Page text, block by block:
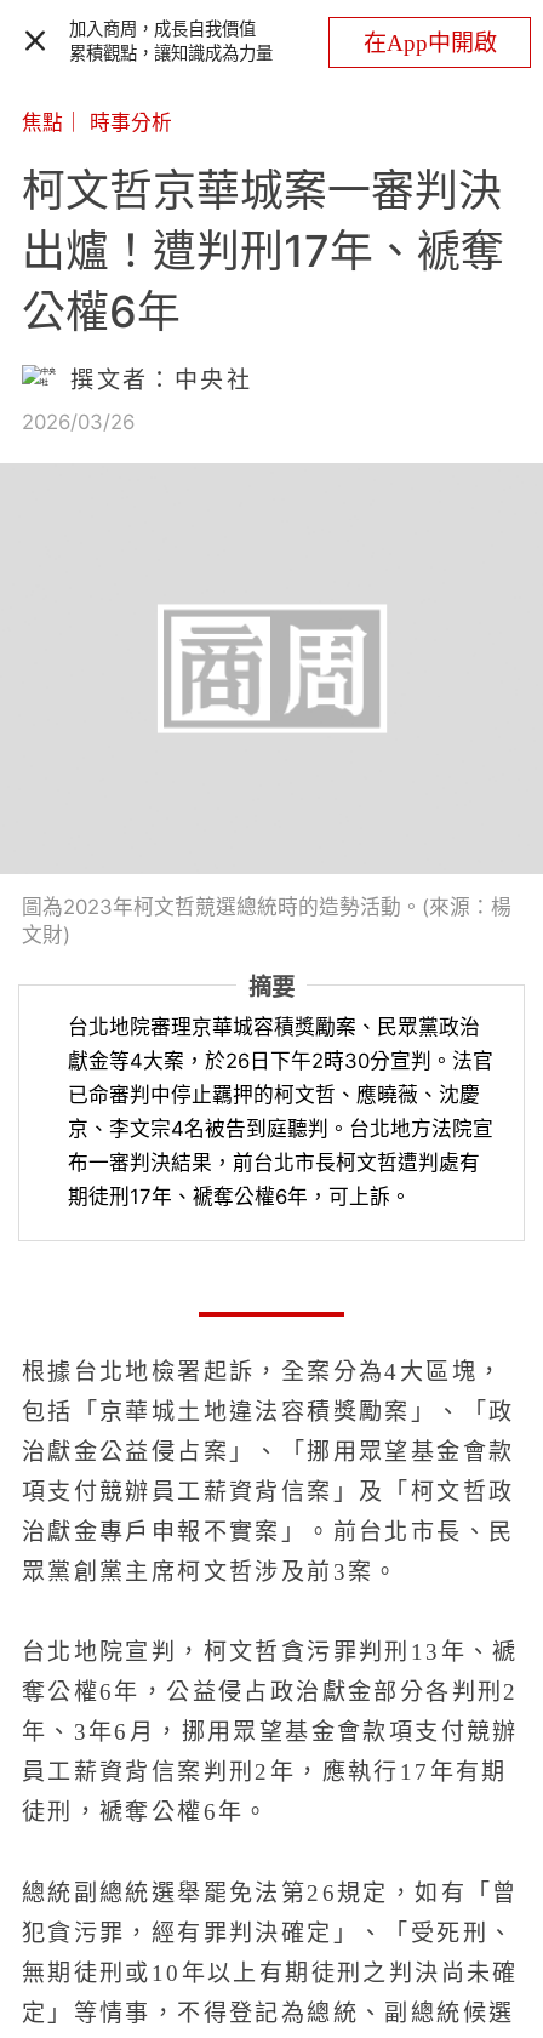
加入商周，成長自我價值
累積觀點，讓知識成為力量
在App中開啟
焦點 時事分析
柯文哲京華城案一審判決
出爐！遭判刑17年、褫奪
公權6年
撰文者：中央社
2026/03/26
圖為2023年柯文哲競選總統時的造勢活動。(來源：楊
文財)
摘要
台北地院審理京華城容積獎勵案、民眾黨政治
獻金等4大案，於26日下午2時30分宣判。法官
已命審判中停止羈押的柯文哲、應曉薇、沈慶
京、李文宗4名被告到庭聽判。台北地方法院宣
布一審判決結果，前台北市長柯文哲遭判處有
期徒刑17年、褫奪公權6年，可上訴。
根據台北地檢署起訴，全案分為4大區塊，
包括「京華城土地違法容積獎勵案」、「政
治獻金公益侵占案」、「挪用眾望基金會款
項支付競辦員工薪資背信案」及「柯文哲政
治獻金專戶申報不實案」。前台北市長、民
眾黨創黨主席柯文哲涉及前3案。
台北地院宣判，柯文哲貪污罪判刑13年、褫
奪公權6年，公益侵占政治獻金部分各判刑2
年、3年6月，挪用眾望基金會款項支付競辦
員工薪資背信案判刑2年，應執行17年有期
徒刑，褫奪公權6年。
總統副總統選舉罷免法第26規定，如有「曾
犯貪污罪，經有罪判決確定」、「受死刑、
無期徒刑或10年以上有期徒刑之判決尚未確
定」等情事，不得登記為總統、副總統候選